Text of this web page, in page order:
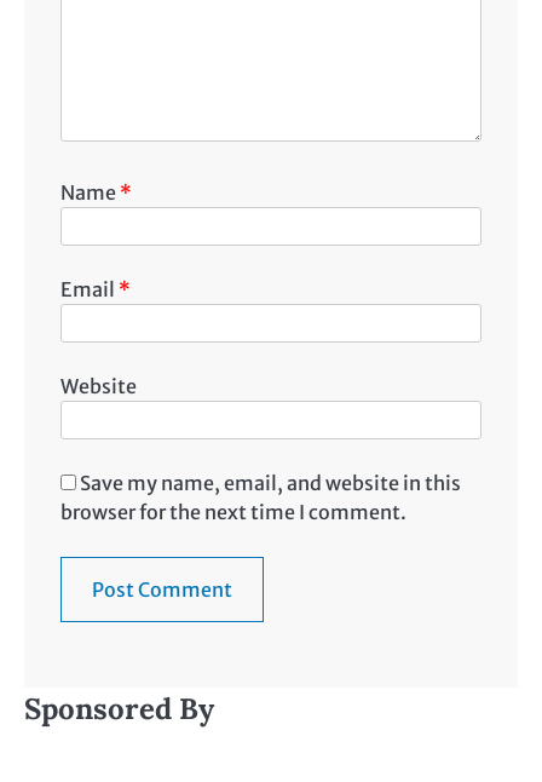
Name *
Email *
Website
Save my name, email, and website in this
browser for the next time I comment.
Sponsored By